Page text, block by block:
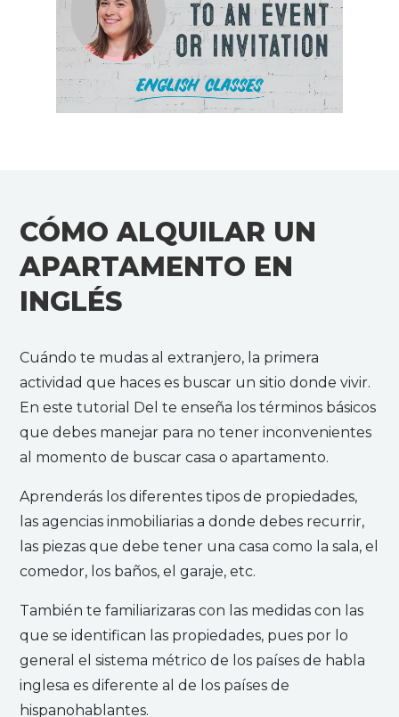
CÓMO ALQUILAR UN
APARTAMENTO EN
INGLÉS
Cuándo te mudas al extranjero, la primera
actividad que haces es buscar un sitio donde vivir.
En este tutorial Del te enseña los términos básicos
que debes manejar para no tener inconvenientes
al momento de buscar casa o apartamento.
Aprenderás los diferentes tipos de propiedades,
las agencias inmobiliarias a donde debes recurrir,
las piezas que debe tener una casa como la sala, el
comedor, los baños, el garaje, etc.
También te familiarizaras con las medidas con las
que se identifican las propiedades, pues por lo
general el sistema métrico de los países de habla
inglesa es diferente al de los países de
hispanohablantes.